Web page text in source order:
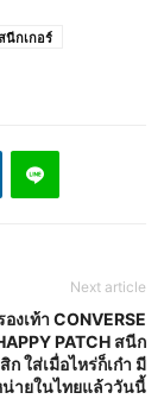
นีกเกอร์
Next article
งเท้า CONVERSE
PATCH สนีก
ก ใส่เมื่อไหร่ก็เก๋า มี
น่ายในไทยแล้ววันนี้